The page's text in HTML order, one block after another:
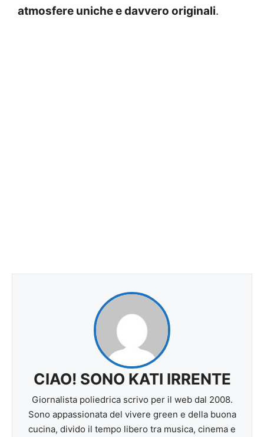
atmosfere uniche e davvero originali.
CIAO! SONO KATI IRRENTE
Giornalista poliedrica scrivo per il web dal 2008.
Sono appassionata del vivere green e della buona
cucina, divido il tempo libero tra musica, cinema e